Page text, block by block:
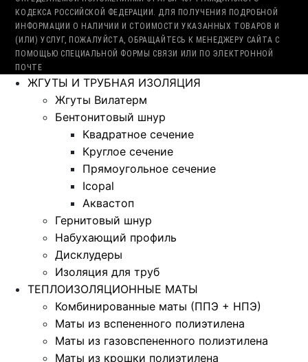
КОДЕКСА РОССИЙСКОЙ ФЕДЕРАЦИИ. ДЛЯ ПОЛУЧЕНИЯ ПОДРОБНОЙ
ИНФОРМАЦИИ О НАЛИЧИИ И СТОИМОСТИ УКАЗАННЫХ ТОВАРОВ И
(ИЛИ) УСЛУГ, ПОЖАЛУЙСТА, ОБРАЩАЙТЕСЬ К МЕНЕДЖЕРУ САЙТА С
ПОМОЩЬЮ СПЕЦИАЛЬНОЙ ФОРМЫ СВЯЗИ ИЛИ ПО ЭЛЕКТРОННОЙ
ПОЧТЕ
ЖГУТЫ И ТРУБНАЯ ИЗОЛЯЦИЯ
Жгуты Вилатерм
Бентонитовый шнур
Квадратное сечение
Круглое сечение
Прямоугольное сечение
Icopal
Аквастоп
Гернитовый шнур
Набухающий профиль
Дисклудеры
Изоляция для труб
ТЕПЛОИЗОЛЯЦИОННЫЕ МАТЫ
Комбинированные маты (ППЭ + НПЭ)
Маты из вспененного полиэтилена
Маты из газовспененного полиэтилена
Маты из крошки полиэтилена